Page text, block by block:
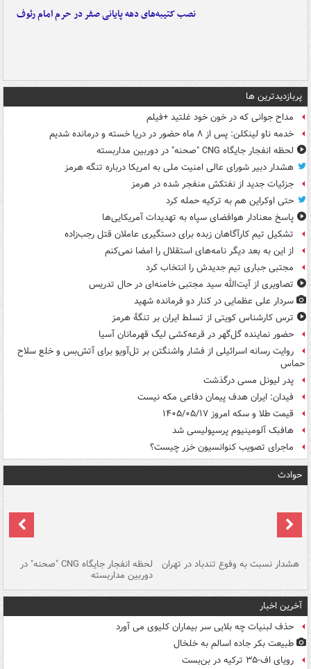
نصب کتیبه‌های دهه پایانی صفر در حرم امام رئوف
پربازدیدترین ها
مداح جوانی که در خون خود غلتید +فیلم
خدمه ناو لینکلن: پس از ۸ ماه حضور در دریا خسته و درمانده‌ شدیم
لحظه انفجار جایگاه CNG "صحنه" در دوربین مداربسته
هشدار دبیر شورای عالی امنیت ملی به امریکا درباره تنگه هرمز
جزئیات جدید از نفتکش منفجر شده در هرمز
حتی اوکراین هم به ترکیه حمله کرد
پاسخ معنادار هوافضای سپاه به تهدیدات آمریکایی‌ها
تشکیل تیم کارآگاهان زبده برای دستگیری عاملان قتل رجب‌زاده
از این به بعد دیگر نامه‌های استقلال را امضا نمی‌کنم
مجتبی جباری تیم جدیدش را انتخاب کرد
تصاویری از آیت‌الله سید مجتبی خامنه‌ای در حال تدریس
سردار علی عظمایی در کنار دو فرمانده شهید
ترس کارشناس کویتی از تسلط ایران بر تنگۀ هرمز
حضور نماینده گل‌گهر در قرعه‌کشی لیگ قهرمانان آسیا
روایت رسانه اسرائیلی از فشار واشنگتن بر تل‌آویو برای آتش‌بس و خلع سلاح
حماس
پدر لیونل مسی درگذشت
فیدان: ایران هدف پیمان دفاعی مکه نیست
قیمت طلا و سکه امروز ۱۴۰۵/۰۵/۱۷
هافبک آلومینیوم پرسپولیسی شد
ماجرای تصویب کنوانسیون خزر چیست؟
حوادث
هشدار نسبت به وفوع تندباد در تهران لحظه انفجار جایگاه CNG "صحنه" در
دوربین مداربسته
آخرین اخبار
حذف لبنیات چه بلایی سر بیماران کلیوی می آورد
طبیعت بکر جاده اسالم به خلخال
رویای اف-۳۵ ترکیه در بن‌بست